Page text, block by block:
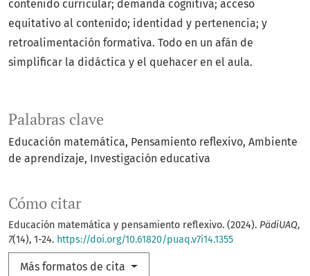
Palabras clave
Educación matemática Pensamiento reflexivo Ambiente
de aprendizaje Investigación educativa
Cómo citar
Educación matemática y pensamiento reflexivo. (2024). PädiUAQ,
7(14), 1-24. https://doi.org/10.61820/puaq.v7i14.1355
Más formatos de cita
contenido curricular; demanda cognitiva; acceso
equitativo al contenido; identidad y pertenencia; y
retroalimentación formativa. Todo en un afán de
simplificar la didáctica y el quehacer en el aula.